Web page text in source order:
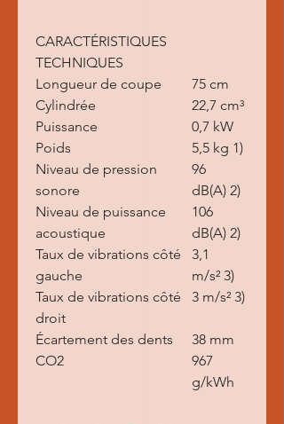
CARACTÉRISTIQUES
TECHNIQUES
Longueur de coupe
75 cm
Cylindrée
22,7 cm³
Puissance
0,7 kW
Poids
5,5 kg 1)
Niveau de pression
sonore
96
dB(A) 2)
Niveau de puissance
acoustique
106
dB(A) 2)
Taux de vibrations côté
gauche
3,1
m/s² 3)
Taux de vibrations côté
droit
3 m/s² 3)
Écartement des dents
38 mm
CO2
967
g/kWh